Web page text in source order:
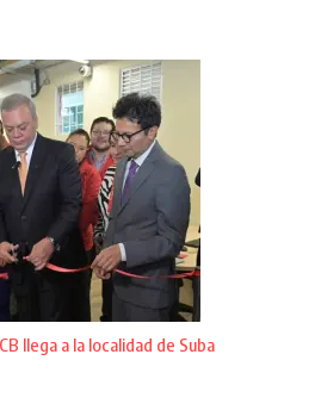
llega a la localidad de Suba